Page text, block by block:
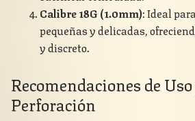
Calibre 18G (1.0mm): Ideal
pequeñas y delicadas,
y discreto.
Recomendaciones de
Perforación